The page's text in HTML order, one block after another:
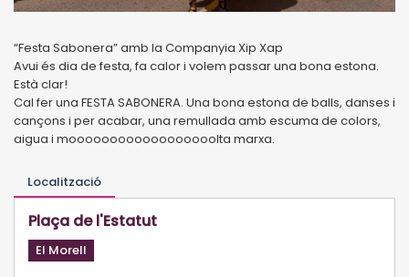
“Festa Sabonera” amb la Companyia Xip Xap
Avui és dia de festa, fa calor i volem passar una bona estona.
Està clar!
Cal fer una FESTA SABONERA. Una bona estona de balls, danses i
cançons i per acabar, una remullada amb escuma de colors,
aigua i moooooooooooooooooolta marxa.
Localització
Plaça de l'Estatut
El Morell